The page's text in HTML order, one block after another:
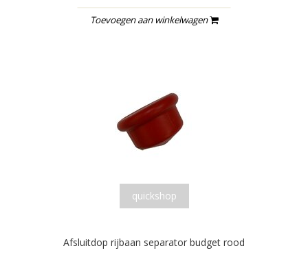
Toevoegen aan winkelwagen
quickshop
Afsluitdop rijbaan separator budget rood